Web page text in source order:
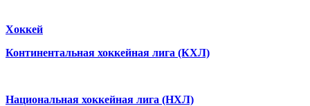
Хоккей
Континентальная хоккейная лига (КХЛ)
Национальная хоккейная лига (НХЛ)